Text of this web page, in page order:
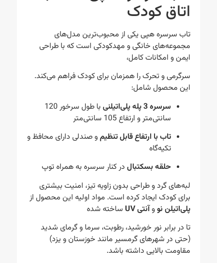
اتاق کودک
تاب سرسره هپی یکی از محبوب‌ترین مدل‌های
مجموعه‌های خانگی و مهدکودکی است که با طراحی
ایمن و امکانات کامل،
سرگرمی و تحرک را همزمان برای کودک فراهم می‌کند.
این محصول شامل:
سرسره 3 پله پلی‌اتیلنی
با طول سرخور 120
سانتی‌متر و ارتفاع 105 سانتی‌متر
تاب با ارتفاع قابل تنظیمو صندلی دارای محافظ و
حلقه بسکتبالدر کنار سرسره به همراه توپ
لبه‌های گرد و طراحی بدون زاویه تیز، امنیت بیشتری
برای کودک ایجاد کرده است. مواد اولیه این محصول از
پلی‌اتیلن نووآنتی UV
ساخته شده
تا در برابر نور خورشید، رطوبت، سرما و گرمای شدید
(حتی در شهرهای گرمسیر مانند خوزستان و یزد)
مقاومت بالایی داشته باشد.